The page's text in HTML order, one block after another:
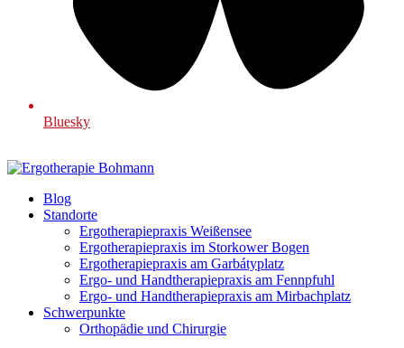
Bluesky
Blog
Standorte
Ergotherapiepraxis Weißensee
Ergotherapiepraxis im Storkower Bogen
Ergotherapiepraxis am Garbátyplatz
Ergo- und Handtherapiepraxis am Fennpfuhl
Ergo- und Handtherapiepraxis am Mirbachplatz
Schwerpunkte
Orthopädie und Chirurgie